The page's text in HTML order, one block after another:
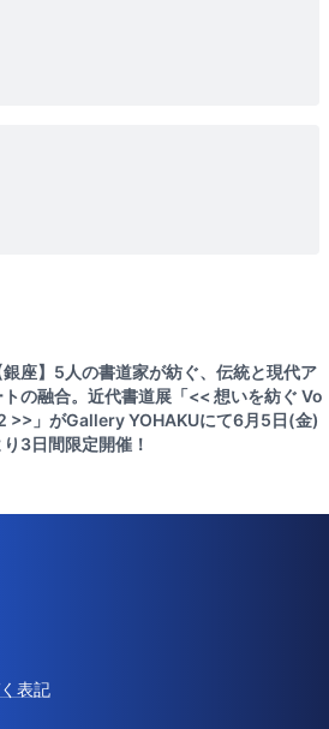
銀座】5人の書道家が紡ぐ、伝統と現代ア
トの融合。近代書道展「<< 想いを紡ぐ Vo
>>」がGallery YOHAKUにて6月5日(金)
り3日間限定開催！
表記